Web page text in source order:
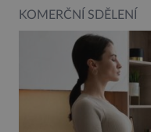
KOMERČNÍ SDĚLENÍ